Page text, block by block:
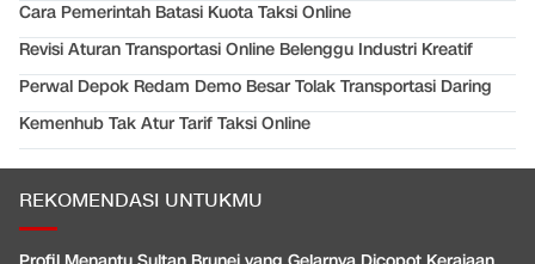
Cara Pemerintah Batasi Kuota Taksi Online
Revisi Aturan Transportasi Online Belenggu Industri Kreatif
Perwal Depok Redam Demo Besar Tolak Transportasi Daring
Kemenhub Tak Atur Tarif Taksi Online
REKOMENDASI UNTUKMU